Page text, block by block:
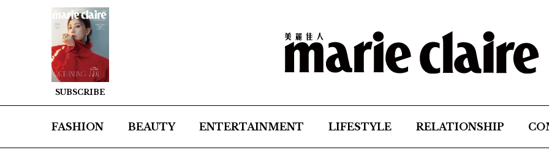
SUBSCRIBE
FASHION BEAUTY ENTERTAINMENT LIFESTYLE RELATIONSHIP